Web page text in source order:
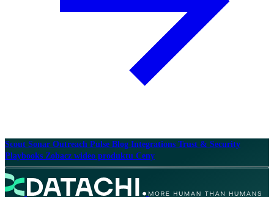
Scout Sonar Outreach Pulse Blog Integrations Trust & Security
Playbooks Zobacz wideo produktu Ceny